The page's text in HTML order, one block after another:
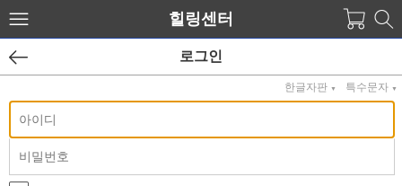
힐링센터
로그인
특수문자 ▼
한글자판 ▼